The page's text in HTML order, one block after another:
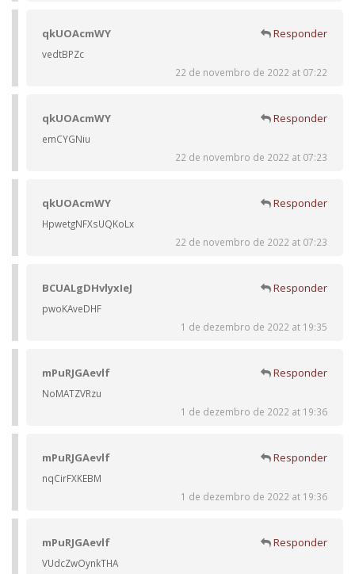
qkUOAcmWY Responder
vedtBPZc
22 de novembro de 2022 at 07:22
qkUOAcmWY Responder
emCYGNiu
22 de novembro de 2022 at 07:23
qkUOAcmWY Responder
HpwetgNFXsUQKoLx
22 de novembro de 2022 at 07:23
BCUALgDHvlyxIeJ Responder
pwoKAveDHF
1 de dezembro de 2022 at 19:35
mPuRJGAevlf Responder
NoMATZVRzu
1 de dezembro de 2022 at 19:36
mPuRJGAevlf Responder
nqCirFXKEBM
1 de dezembro de 2022 at 19:36
mPuRJGAevlf Responder
VUdcZwOynkTHA